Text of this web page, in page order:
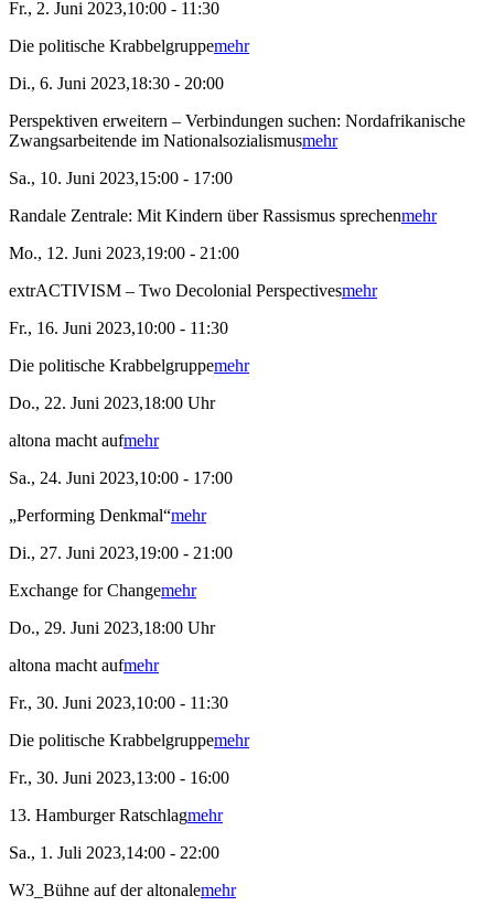
Fr., 2. Juni 2023,10:00 - 11:30
Die politische Krabbelgruppemehr
Di., 6. Juni 2023,18:30 - 20:00
Perspektiven erweitern – Verbindungen suchen: Nordafrikanische
Zwangsarbeitende im Nationalsozialismusmehr
Sa., 10. Juni 2023,15:00 - 17:00
Randale Zentrale: Mit Kindern über Rassismus sprechenmehr
Mo., 12. Juni 2023,19:00 - 21:00
extrACTIVISM – Two Decolonial Perspectivesmehr
Fr., 16. Juni 2023,10:00 - 11:30
Die politische Krabbelgruppemehr
Do., 22. Juni 2023,18:00 Uhr
altona macht aufmehr
Sa., 24. Juni 2023,10:00 - 17:00
„Performing Denkmal“mehr
Di., 27. Juni 2023,19:00 - 21:00
Exchange for Changemehr
Do., 29. Juni 2023,18:00 Uhr
altona macht aufmehr
Fr., 30. Juni 2023,10:00 - 11:30
Die politische Krabbelgruppemehr
Fr., 30. Juni 2023,13:00 - 16:00
13. Hamburger Ratschlagmehr
Sa., 1. Juli 2023,14:00 - 22:00
W3_Bühne auf der altonalemehr